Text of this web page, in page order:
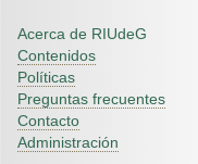
Acerca de RIUdeG
Contenidos
Políticas
Preguntas frecuentes
Contacto
Administración